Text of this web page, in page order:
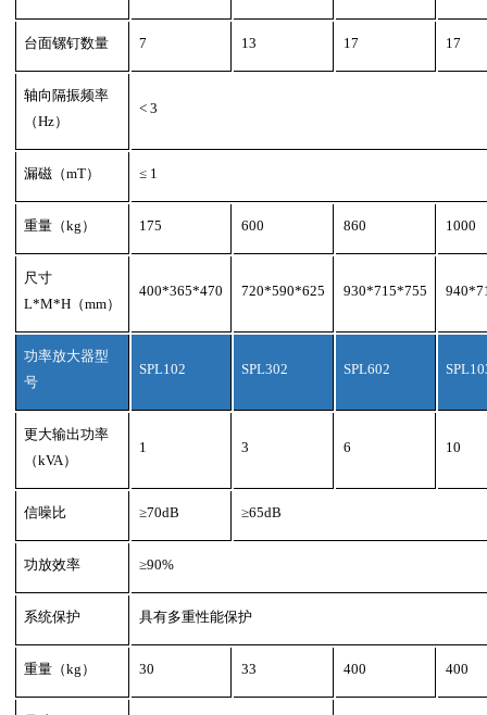
台面镙钉数量 7 13 17 17
轴向隔振频率
（Hz）
< 3
漏磁（mT） ≤ 1
重量（kg ） 175 600 860 1000
尺寸
L*M*H （mm）
400*365*470 720*590*625 930*715*755
功率放大器型
号
SPL102 SPL302 SPL602
更大输出功率
（kVA）
1 3 6 10
信噪比 ≥70dB ≥65dB
功放效率 ≥90%
系统保护 具有多重性能保护
重量（kg ） 30 33 400 400